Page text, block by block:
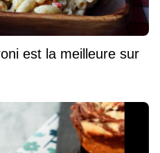
est la meilleure sur